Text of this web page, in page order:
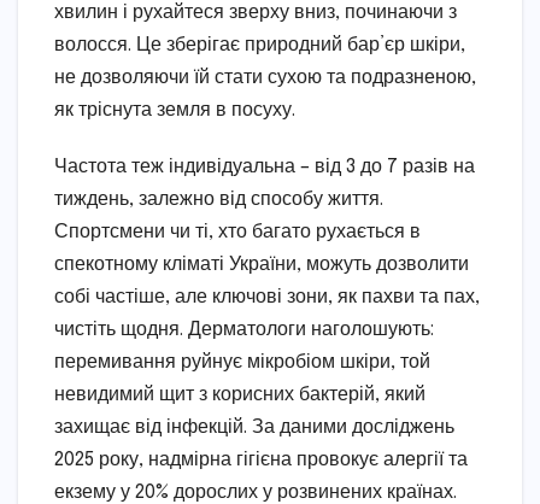
хвилин і рухайтеся зверху вниз, починаючи з
волосся. Це зберігає природний бар’єр шкіри,
не дозволяючи їй стати сухою та подразненою,
як тріснута земля в посуху.
Частота теж індивідуальна – від 3 до 7 разів на
тиждень, залежно від способу життя.
Спортсмени чи ті, хто багато рухається в
спекотному кліматі України, можуть дозволити
собі частіше, але ключові зони, як пахви та пах,
чистіть щодня. Дерматологи наголошують:
перемивання руйнує мікробіом шкіри, той
невидимий щит з корисних бактерій, який
захищає від інфекцій. За даними досліджень
2025 року, надмірна гігієна провокує алергії та
екзему у 20% дорослих у розвинених країнах.